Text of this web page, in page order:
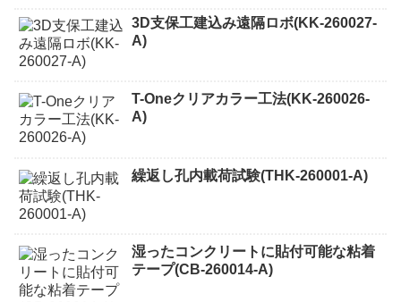
3D支保工建込み遠隔ロボ(KK-260027-
A)
T-Oneクリアカラー工法(KK-260026-
A)
繰返し孔内載荷試験(THK-260001-A)
湿ったコンクリートに貼付可能な粘着
テープ(CB-260014-A)